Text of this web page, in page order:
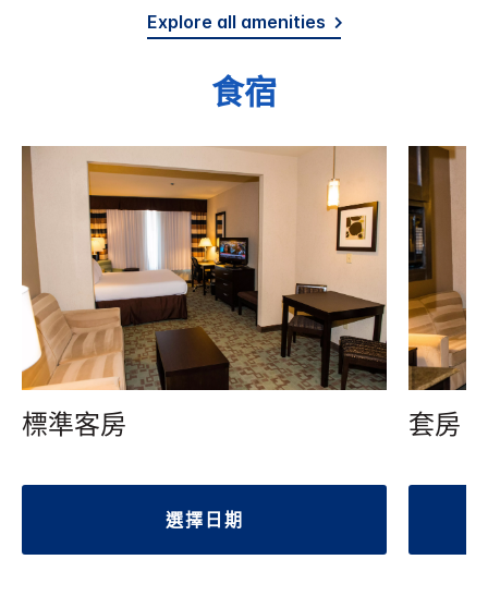
Explore all amenities
食宿
標準客房
選擇日期
套房